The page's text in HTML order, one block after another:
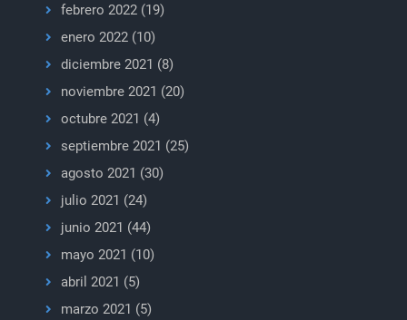
febrero 2022(19)
enero 2022(10)
diciembre 2021 (8)
noviembre 2021 (20)
octubre 2021 (4)
septiembre 2021 (25)
agosto 2021 (30)
julio 2021 (24)
junio 2021 (44)
mayo 2021 (10)
abril 2021 (5)
marzo 2021 (5)